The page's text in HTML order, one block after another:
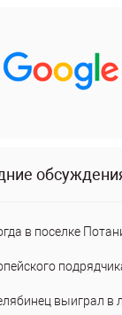
в поселке
выиграл в